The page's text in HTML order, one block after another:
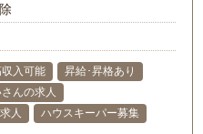
収入可能
昇給･昇格あり
んの求人
人
ハウスキーパー募集